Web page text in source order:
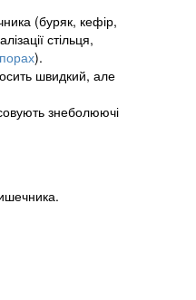
(буряк, кефір,
стільця,
).
швидкий, але
знеболюючі